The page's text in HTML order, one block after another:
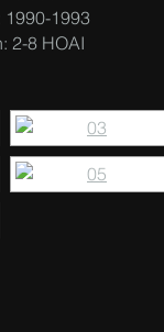
1990-1993
2-8 HOAI